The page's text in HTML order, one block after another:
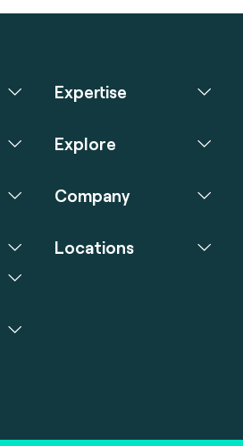
Expertise
Explore
Company
Locations